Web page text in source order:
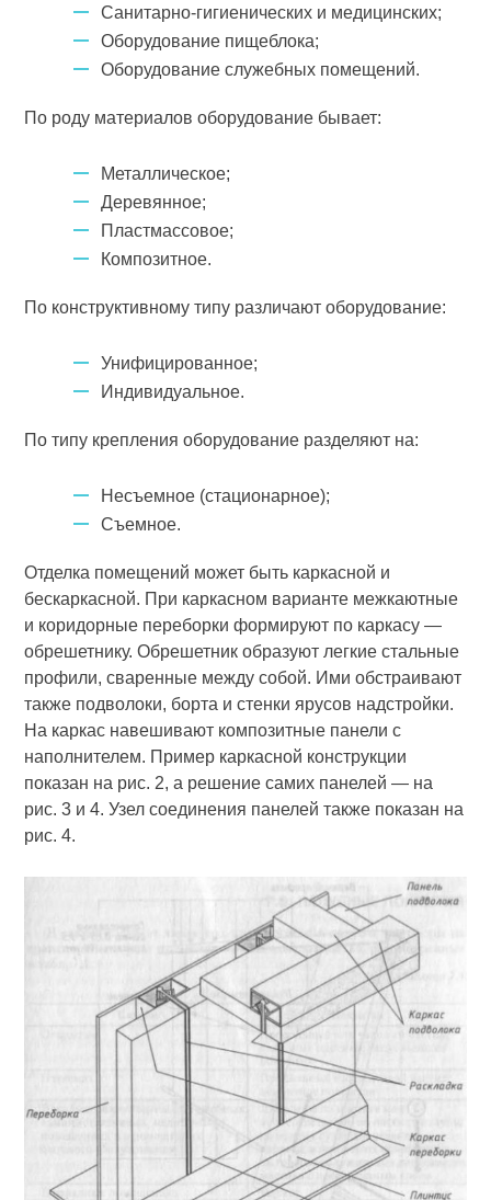
Санитарно-гигиенических и медицинских;
Оборудование пищеблока;
Оборудование служебных помещений.
По роду материалов оборудование бывает:
Металлическое;
Деревянное;
Пластмассовое;
Ком­позитное.
По конструктивному типу различают оборудование:
Унифицированное;
Индивидуальное.
По типу крепления оборудование раз­деляют на:
Несъемное (стационарное);
Съемное.
Отделка помещений может быть каркасной и
бескаркасной. При каркасном варианте межкаютные
и коридорные переборки формиру­ют по каркасу —
обрешетнику. Обрешетник образуют легкие стальные
профили, сваренные между собой. Ими обстраивают
также подволоки, борта и стенки ярусов надстройки.
На каркас навешивают композит­ные панели с
наполнителем. Пример каркасной конструкции
показан на рис. 2, а решение самих панелей — на
рис. 3 и 4. Узел соединения панелей также показан на
рис. 4.